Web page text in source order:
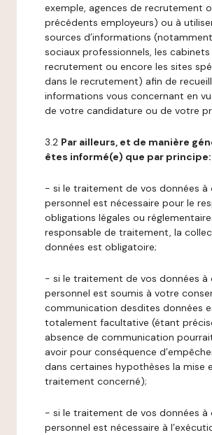
exemple, agences de recrutement
précédents employeurs) ou à
sources d’informations
sociaux professionnels, les cabinets
recrutement ou encore les sites
dans le recrutement) afin de
informations vous concernant en
de votre candidature ou de votre
3.2 Par ailleurs, et de manière
êtes informé(e) que par principe:
- si le traitement de vos données à
personnel est nécessaire pour le
obligations légales ou
responsable de traitement, la
données est obligatoire;
- si le traitement de vos données à
personnel est soumis à votre
communication desdites données
totalement facultative (étant
absence de communication
avoir pour conséquence
dans certaines hypothèses la mise
traitement concerné);
- si le traitement de vos données à
personnel est nécessaire à